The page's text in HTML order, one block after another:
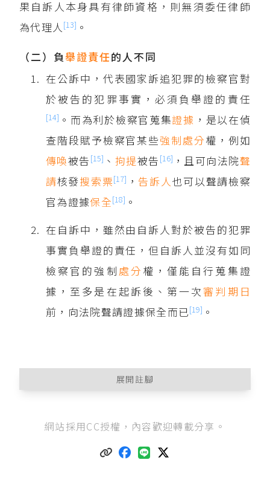
果自訴人本身具有律師資格，則無須委任律師
為代理人 [13] 。
（二）負舉證責任的人不同
在公訴中，代表國家訴追犯罪的檢察官對
於被告的犯罪事實，必須負舉證的責任
[14] 。而為利於檢察官蒐集證據 ，是以在偵
查階段賦予檢察官某些強制處分權，例如
傳喚被告 [15] 、 拘提被告 [16] ，且可向法院聲
請核發搜索票[17] ，告訴人也可以聲請檢察
官為證據保全[18] 。
在自訴中，雖然由自訴人對於被告的犯罪
事實負舉證的責任，但自訴人並沒有如同
檢察官的強制 處分 權，僅能自行蒐集證
據，至多是在起訴後、第一次審判期日
前，向法院聲請證據保全而已[19] 。
展開註腳
I 傷害人之身體或健康者，處五年以下有期徒刑、
II 犯前項之罪，因而致人於死者，處無期徒刑或七
網站採用CC授權，內容歡迎轉載分享。